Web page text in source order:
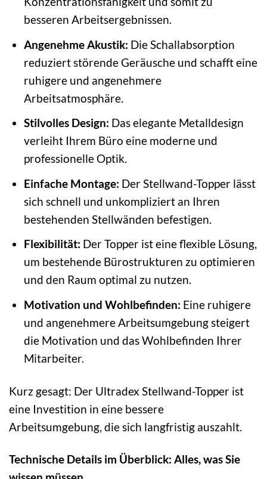
besseren Arbeitsergebnissen.
Angenehme Akustik: Die Schallabsorption
reduziert störende Geräusche und schafft eine
ruhigere und angenehmere
Arbeitsatmosphäre.
Stilvolles Design: Das elegante Metalldesign
verleiht Ihrem Büro eine moderne und
professionelle Optik.
Einfache Montage: Der Stellwand-Topper lässt
sich schnell und unkompliziert an Ihren
bestehenden Stellwänden befestigen.
Flexibilität: Der Topper ist eine flexible Lösung,
um bestehende Bürostrukturen zu optimieren
und den Raum optimal zu nutzen.
Motivation und Wohlbefinden: Eine ruhigere
und angenehmere Arbeitsumgebung steigert
die Motivation und das Wohlbefinden Ihrer
Mitarbeiter.
Kurz gesagt: Der Ultradex Stellwand-Topper ist
eine Investition in eine bessere
Arbeitsumgebung, die sich langfristig auszahlt.
Technische Details im Überblick: Alles, was Sie